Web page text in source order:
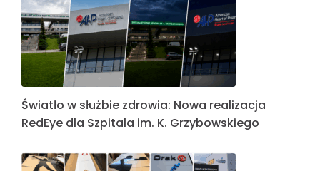
Światło w służbie zdrowia: Nowa realizacja
RedEye dla Szpitala im. K. Grzybowskiego